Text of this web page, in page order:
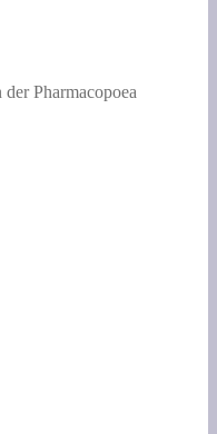
Pharmacopoea